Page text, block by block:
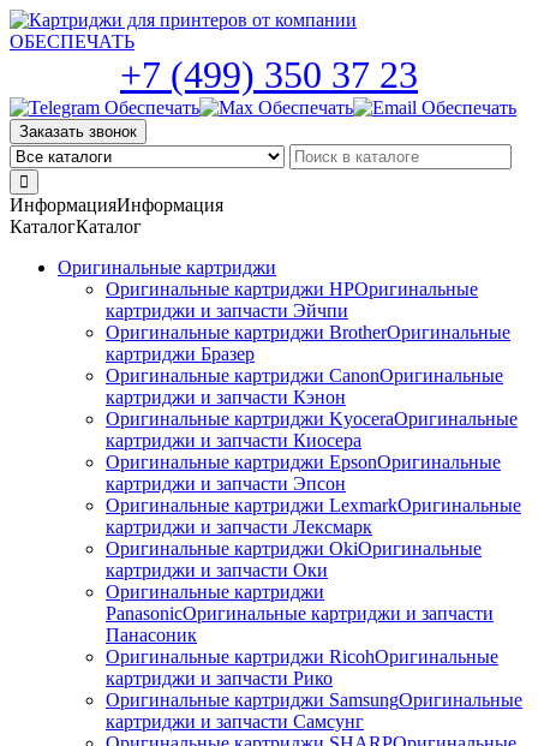
Skip
to
+7 (499) 350 37 23
Заказать звонок
ИнформацияИнформация
КаталогКаталог
Оригинальные картриджи
Оригинальные картриджи HPОригинальные
картриджи и запчасти Эйчпи
Оригинальные картриджи BrotherОригинальные
картриджи Бразер
Оригинальные картриджи CanonОригинальные
картриджи и запчасти Кэнон
Оригинальные картриджи KyoceraОригинальные
картриджи и запчасти Киосера
Оригинальные картриджи EpsonОригинальные
картриджи и запчасти Эпсон
Оригинальные картриджи LexmarkОригинальные
картриджи и запчасти Лексмарк
Оригинальные картриджи ОkiОригинальные
картриджи и запчасти Оки
Оригинальные картриджи
PanasonicОригинальные картриджи и запчасти
Панасоник
Оригинальные картриджи RicohОригинальные
картриджи и запчасти Рико
Оригинальные картриджи SamsungОригинальные
картриджи и запчасти Самсунг